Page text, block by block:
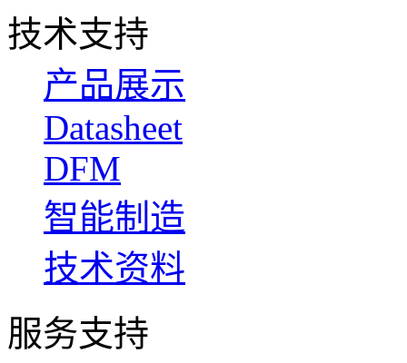
技术支持
产品展示
Datasheet
DFM
智能制造
技术资料
服务支持